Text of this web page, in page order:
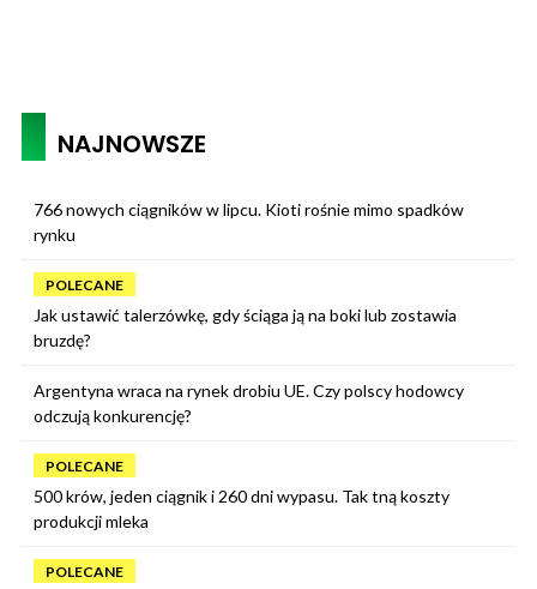
NAJNOWSZE
766 nowych ciągników w lipcu. Kioti rośnie mimo spadków
rynku
POLECANE
Jak ustawić talerzówkę, gdy ściąga ją na boki lub zostawia
bruzdę?
Argentyna wraca na rynek drobiu UE. Czy polscy hodowcy
odczują konkurencję?
POLECANE
500 krów, jeden ciągnik i 260 dni wypasu. Tak tną koszty
produkcji mleka
POLECANE